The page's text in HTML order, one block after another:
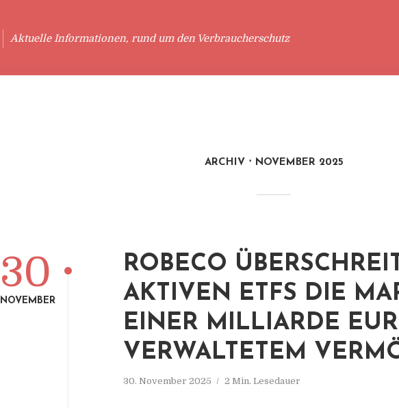
Aktuelle Informationen, rund um den Verbraucherschutz
ARCHIV NOVEMBER 2025
ROBECO
AKTIVEN ETFS DIE
EINER MILLIARDE
VERWALTETEM
30. November 2025 2 Min. Lesedauer
30
NOVEMBER